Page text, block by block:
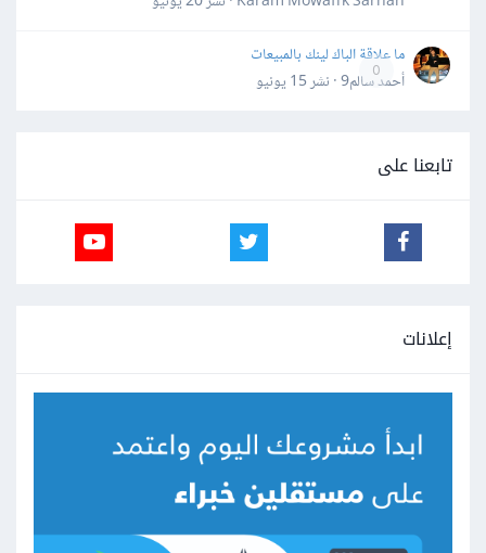
0
ما علاقة الباك لينك بالمبيعات
أحمد سالم9 · نشر
15 يونيو
تابعنا على
إعلانات